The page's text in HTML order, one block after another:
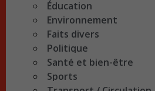
Éducation
Environnement
Faits divers
Politique
Santé et bien-être
Sports